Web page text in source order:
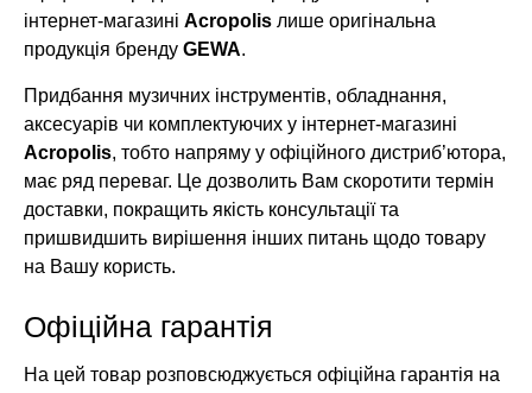
інтернет-магазині Acropolis лише оригінальна
продукція бренду GEWA.
Придбання музичних інструментів, обладнання,
аксесуарів чи комплектуючих у інтернет-магазині
Acropolis, тобто напряму у офіційного дистриб’ютора,
має ряд переваг. Це дозволить Вам скоротити термін
доставки, покращить якість консультації та
пришвидшить вирішення інших питань щодо товару
на Вашу користь.
Офіційна гарантія
На цей товар розповсюджується офіційна гарантія на